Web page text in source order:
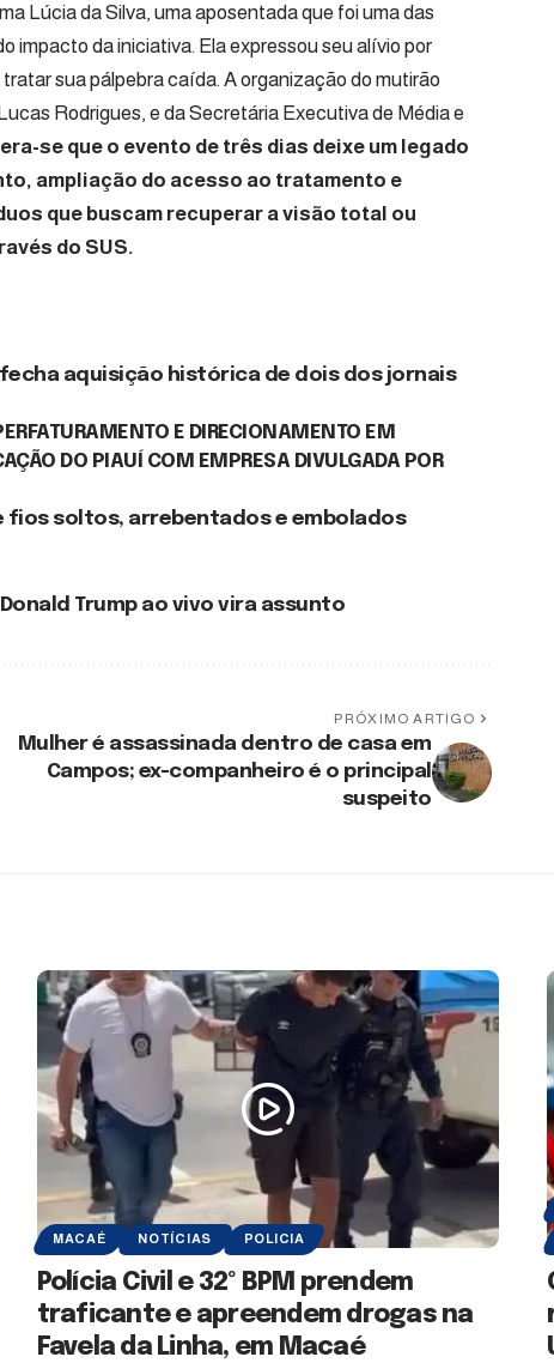
Lúcia da Silva, uma aposentada que foi uma das
impacto da iniciativa. Ela expressou seu alívio por
sua pálpebra caída. A organização do mutirão
Rodrigues, e da Secretária Executiva de Média e
se que o evento de três dias deixe um legado
ampliação do acesso ao tratamento e
que buscam recuperar a visão total ou
do SUS.
aquisição histórica de dois dos jornais
E DIRECIONAMENTO EM
DO PIAUÍ COM EMPRESA DIVULGADA POR
fios soltos, arrebentados e embolados
Trump ao vivo vira assunto
PRÓXIMO ARTIGO
Mulher é assassinada dentro de casa em
Campos; ex-companheiro é o principal
suspeito
MACAÉ NOTÍCIAS POLICIA
Polícia Civil e 32º BPM prendem
traficante e apreendem drogas na
Favela da Linha, em Macaé